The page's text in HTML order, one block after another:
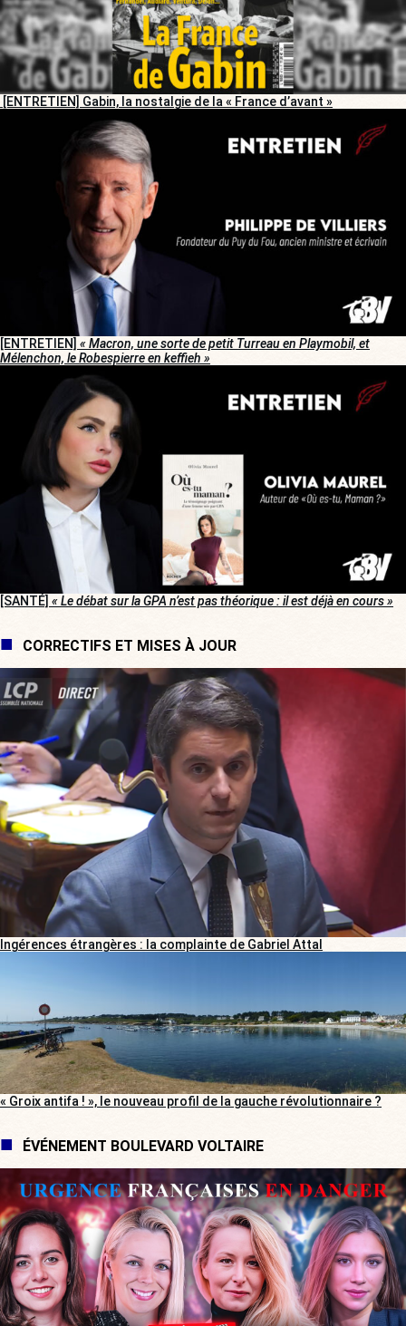
[ENTRETIEN] Gabin, la nostalgie de la « France d’avant »
[ENTRETIEN] « Macron, une sorte de petit Turreau en Playmobil, et
Mélenchon, le Robespierre en keffieh »
[SANTÉ] « Le débat sur la GPA n’est pas théorique : il est déjà en cours »
CORRECTIFS ET MISES À JOUR
Ingérences étrangères : la complainte de Gabriel Attal
« Groix antifa ! », le nouveau profil de la gauche révolutionnaire ?
ÉVÉNEMENT BOULEVARD VOLTAIRE